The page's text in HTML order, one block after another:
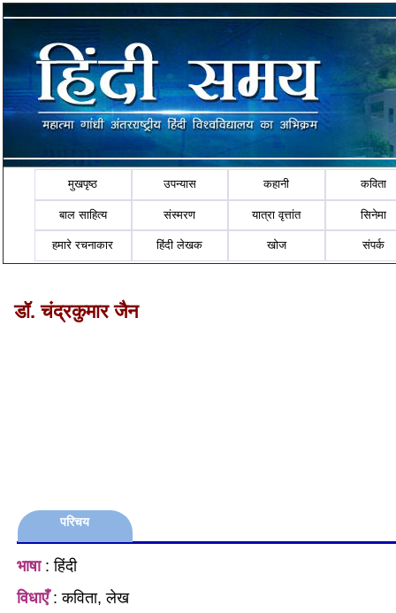
मुखपृष्ठ उपन्यास कहानी कविता
बाल साहित्य संस्मरण यात्रा वृत्तांत सिनेमा
हमारे रचनाकार हिंदी लेखक खोज संपर्क
डॉ. चंद्रकुमार जैन
परिचय
भाषा: हिंदी
विधाएँ: कविता, लेख